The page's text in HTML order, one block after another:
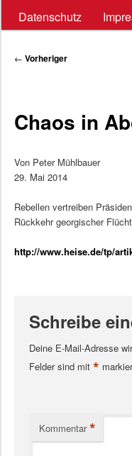
Datenschutz
Beitragsnavigation
← Vorheriger
Chaos in
Von Peter Mühlbauer
29. Mai 2014
Rebellen vertreiben
Rückkehr georgischer
http://www.heise.de/tp/
Schreibe
Deine E-Mail-Adresse
Felder sind mit *
Kommentar *